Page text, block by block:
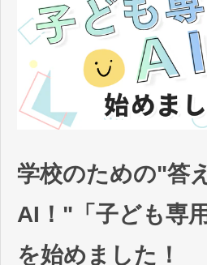
学校のための"答
AI！"「子ども専
を始めました！